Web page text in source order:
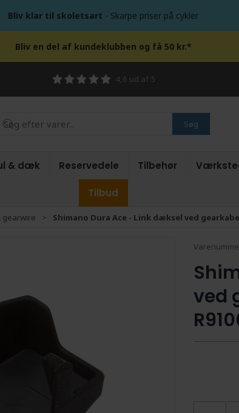
Bliv klar til skoletsart - Skarpe priser på cykler
Bliv en del af kundeklubben og få 50 kr.*
4,6 ud af 5
Søg
& dæk Reservedele Tilbehør
Tilbud
gearwire Shimano Dura Ace - Link dæksel ved
ved